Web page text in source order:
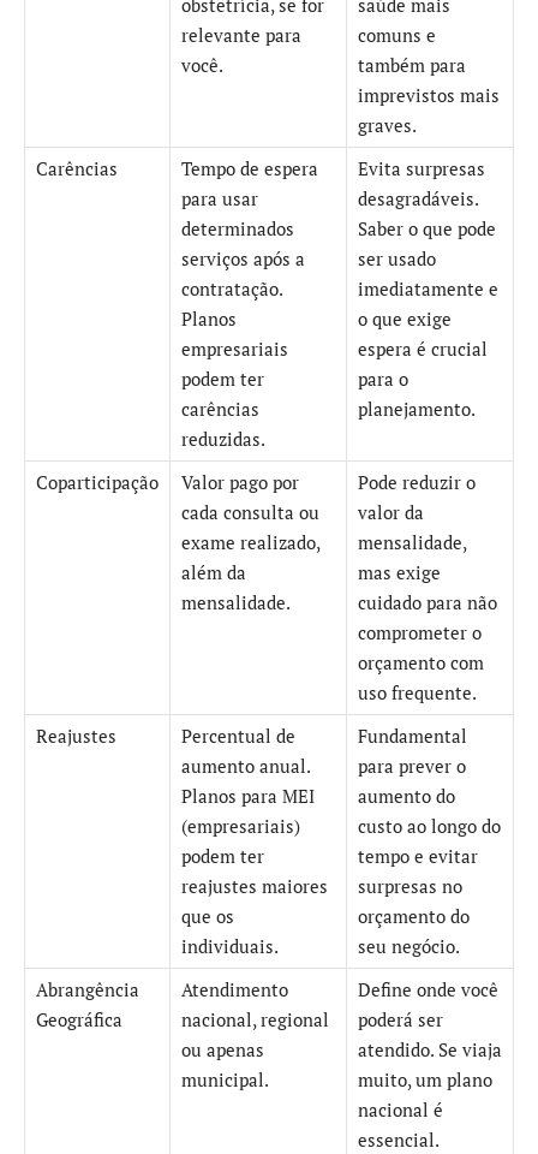
obstetrícia, se for
relevante para
você.
saúde mais
comuns e
também para
imprevistos mais
graves.
Carências
Tempo de espera
para usar
determinados
serviços após a
contratação.
Planos
empresariais
podem ter
carências
reduzidas.
Evita surpresas
desagradáveis.
Saber o que pode
ser usado
imediatamente e
o que exige
espera é crucial
para o
planejamento.
Coparticipação
Valor pago por
cada consulta ou
exame realizado,
além da
mensalidade.
Pode reduzir o
valor da
mensalidade,
mas exige
cuidado para não
comprometer o
orçamento com
uso frequente.
Reajustes
Percentual de
aumento anual.
Planos para MEI
(empresariais)
podem ter
reajustes maiores
que os
individuais.
Fundamental
para prever o
aumento do
custo ao longo do
tempo e evitar
surpresas no
orçamento do
seu negócio.
Abrangência
Geográfica
Atendimento
nacional, regional
ou apenas
municipal.
Define onde você
poderá ser
atendido. Se viaja
muito, um plano
nacional é
essencial.